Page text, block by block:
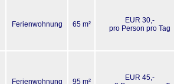
Ferienwohnung 65 m²
EUR 30,-
pro Person pro Tag
Ferienwohnung 95 m²
EUR 45,-